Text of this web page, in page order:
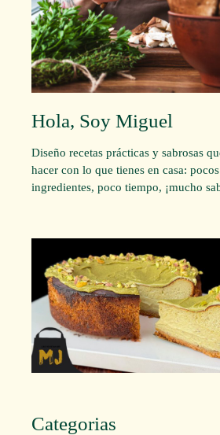
Hola, Soy Miguel
Diseño recetas prácticas y sabrosas
hacer con lo que tienes en casa: pocos
ingredientes, poco tiempo, ¡mucho
Categorias